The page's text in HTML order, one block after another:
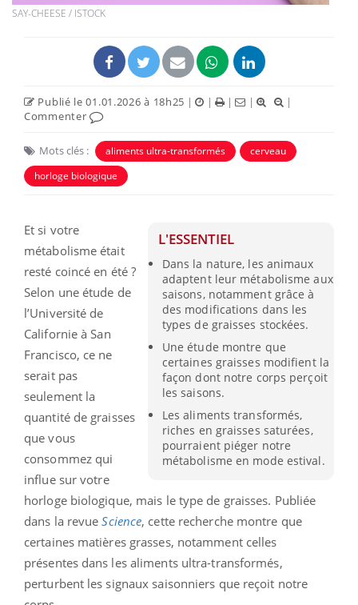
SAY-CHEESE / ISTOCK
Publié le 01.01.2026 à 18h25 | | | |
|
Commenter
Mots clés : aliments ultra-transformés
cerveau
horloge biologique
L'ESSENTIEL
Dans la nature, les animaux
adaptent leur métabolisme aux
saisons, notamment grâce à
des modifications dans les
types de graisses stockées.
Une étude montre que
certaines graisses modifient la
façon dont notre corps perçoit
les saisons.
Les aliments transformés,
riches en graisses saturées,
pourraient piéger notre
métabolisme en mode estival.
Et si votre
métabolisme était
resté coincé en été ?
Selon une étude de
l’Université de
Californie à San
Francisco, ce ne
serait pas
seulement la
quantité de graisses
que vous
consommez qui
influe sur votre
horloge biologique, mais le type de graisses. Publiée
dans la revueScience, cette recherche montre que
certaines matières grasses, notamment celles
présentes dans les aliments ultra-transformés,
perturbent les signaux saisonniers que reçoit notre